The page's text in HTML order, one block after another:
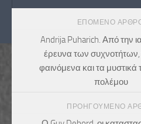
ΕΠΌΜΕΝΟ
Andrija Puharich. Από την
έρευνα των συχνοτήτων,
φαινόμενα και τα
πολέμου
ΠΡΟΗΓΟΎΜΕΝΟ